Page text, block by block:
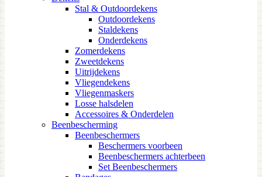
Stal & Outdoordekens
Outdoordekens
Staldekens
Onderdekens
Zomerdekens
Zweetdekens
Uitrijdekens
Vliegendekens
Vliegenmaskers
Losse halsdelen
Accessoires & Onderdelen
Beenbescherming
Beenbeschermers
Beschermers voorbeen
Beenbeschermers achterbeen
Set Beenbeschermers